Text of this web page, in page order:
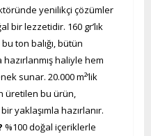
yenilikçi çözümler
bir lezzetidir. 160 gr’lık
ton balığı, bütün
haliyle hem
sunar. 20.000 m²’lik
üretilen bu ürün,
yaklaşımla hazırlanır.
%100 doğal içeriklerle